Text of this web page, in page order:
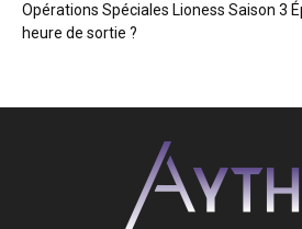
Opérations Spéciales Lioness Saison 3
heure de sortie ?